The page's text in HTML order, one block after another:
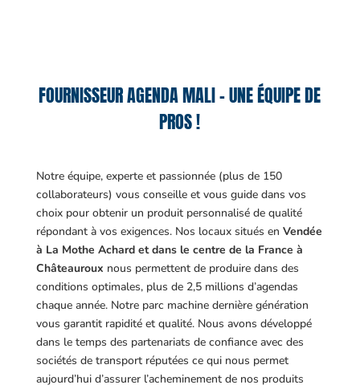
FOURNISSEUR AGENDA MALI – UNE ÉQUIPE DE
PROS !
Notre équipe, experte et passionnée (plus de 150
collaborateurs) vous conseille et vous guide dans vos
choix pour obtenir un produit personnalisé de qualité
répondant à vos exigences. Nos locaux situés en Vendée
à La Mothe Achard et dans le centre de la France à
Châteauroux nous permettent de produire dans des
conditions optimales, plus de 2,5 millions d’agendas
chaque année. Notre parc machine dernière génération
vous garantit rapidité et qualité. Nous avons développé
dans le temps des partenariats de confiance avec des
sociétés de transport réputées ce qui nous permet
aujourd’hui d’assurer l’acheminement de nos produits